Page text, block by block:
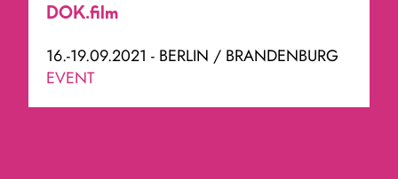
DOK.film
16.-19.09.2021 - BERLIN / BRANDENBURG
EVENT